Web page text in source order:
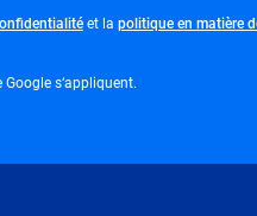
opens
tab
et la politique en matière
Google s‘appliquent.